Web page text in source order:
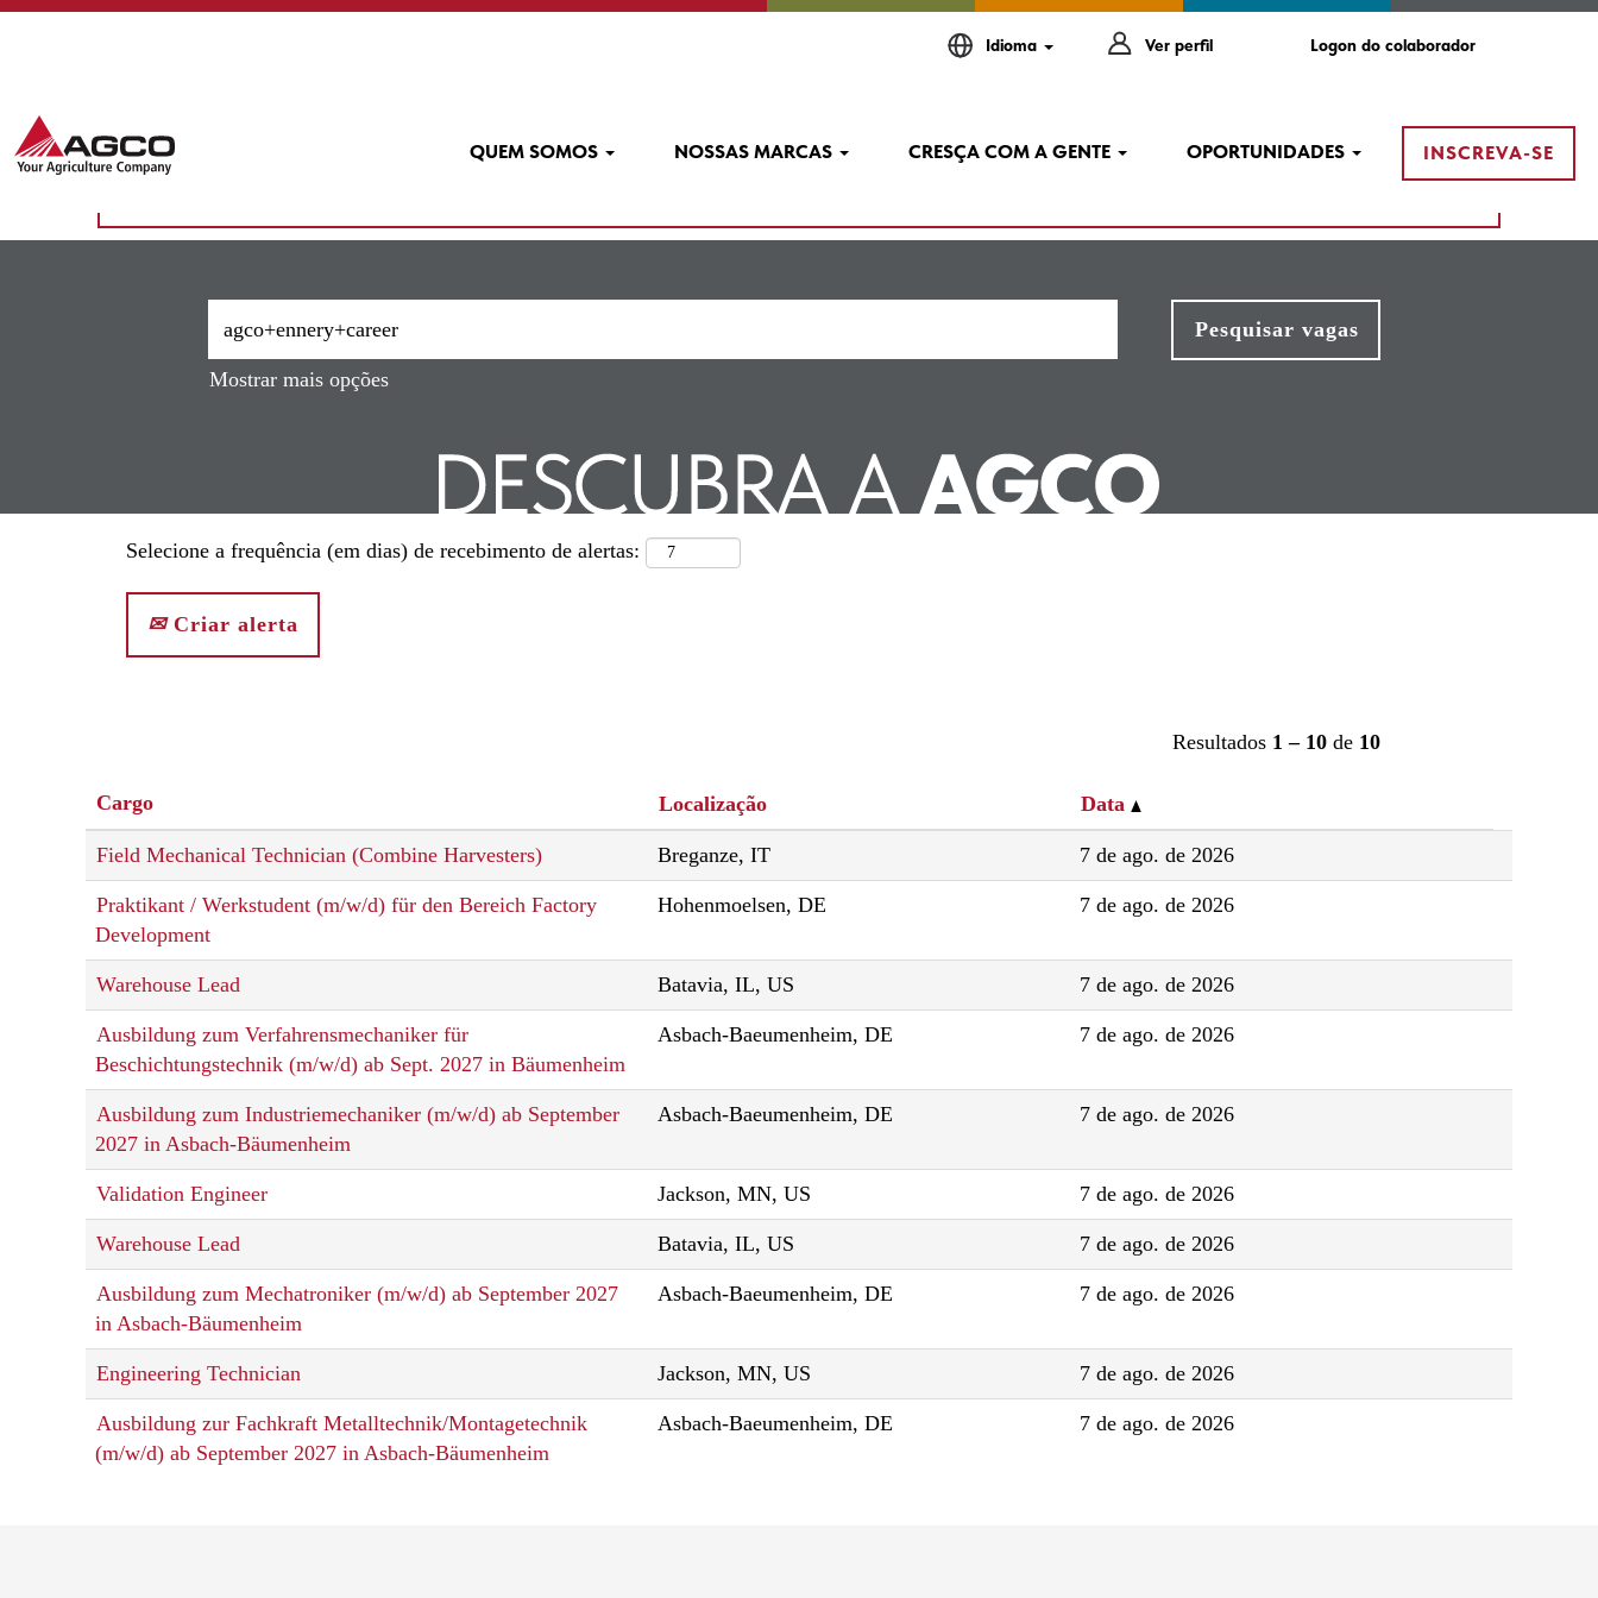
Idioma Ver perfil Logon do colaborador
QUEM SOMOS NOSSAS MARCAS CRESÇA COM A GENTE OPORTUNIDADES INSCREVA-SE
Atualmente, não existem vagas correspondentes a "agco+ennery+career E ennery".
Mostrar mais opções
Selecione a frequência (em dias) de recebimento de alertas:
Criar alerta
Resultados 1 – 10 de 10
Cargo Localização Data
Field Mechanical Technician (Combine Harvesters) Breganze, IT 7 de ago. de 2026
Praktikant / Werkstudent (m/w/d) für den Bereich Factory
Development
Hohenmoelsen, DE 7 de ago. de 2026
Warehouse Lead Batavia, IL, US 7 de ago. de 2026
Ausbildung zum Verfahrensmechaniker für
Beschichtungstechnik (m/w/d) ab Sept. 2027 in Bäumenheim
Asbach-Baeumenheim, DE 7 de ago. de 2026
Ausbildung zum Industriemechaniker (m/w/d) ab September
2027 in Asbach-Bäumenheim
Asbach-Baeumenheim, DE 7 de ago. de 2026
Validation Engineer Jackson, MN, US 7 de ago. de 2026
Warehouse Lead Batavia, IL, US 7 de ago. de 2026
Ausbildung zum Mechatroniker (m/w/d) ab September 2027
in Asbach-Bäumenheim
Asbach-Baeumenheim, DE 7 de ago. de 2026
Engineering Technician Jackson, MN, US 7 de ago. de 2026
Ausbildung zur Fachkraft Metalltechnik/Montagetechnik
(m/w/d) ab September 2027 in Asbach-Bäumenheim
Asbach-Baeumenheim, DE 7 de ago. de 2026